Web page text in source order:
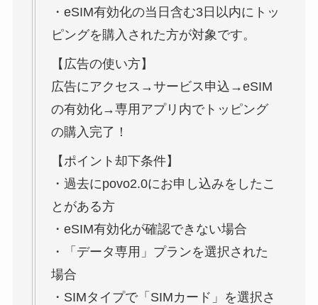
・eSIM有効化の当日含む3日以内にトッ
ピングを購入された方が対象です。
【広告の使い方】
広告にアクセス→サービス申込→eSIM
の有効化→専用アプリ内でトッピング
の購入完了！
【ポイント却下条件】
・過去にpovo2.0にお申し込みをしたこ
とがある方
・eSIM有効化が確認できない場合
・「データ専用」プランを選択された
場合
・SIMタイプで「SIMカード」を選択さ